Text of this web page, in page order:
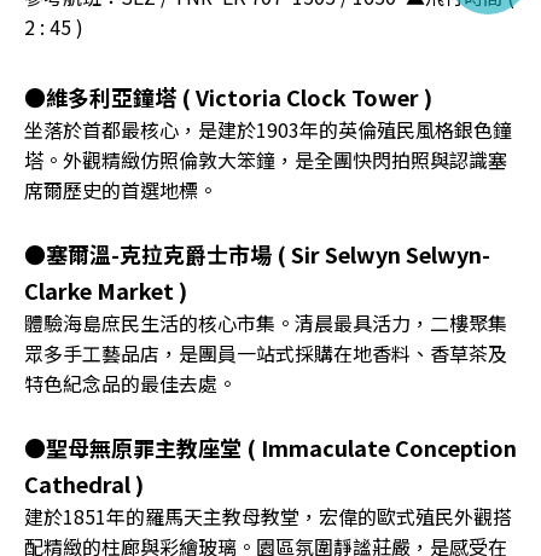
2 : 45 )
●維多利亞鐘塔 ( Victoria Clock Tower )
坐落於首都最核心，是建於1903年的英倫殖民風格銀色鐘
塔。外觀精緻仿照倫敦大笨鐘，是全團快閃拍照與認識塞
席爾歷史的首選地標。
●塞爾溫-克拉克爵士市場 ( Sir Selwyn Selwyn-
Clarke Market )
體驗海島庶民生活的核心市集。清晨最具活力，二樓聚集
眾多手工藝品店，是團員一站式採購在地香料、香草茶及
特色紀念品的最佳去處。
●聖母無原罪主教座堂 ( Immaculate Conception
Cathedral )
建於1851年的羅馬天主教母教堂，宏偉的歐式殖民外觀搭
配精緻的柱廊與彩繪玻璃。園區氛圍靜謐莊嚴，是感受在